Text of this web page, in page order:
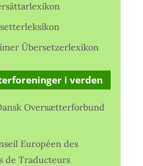
Übersetzerlexikon
i verden
Oversætterforbund
Européen des
de Traducteurs